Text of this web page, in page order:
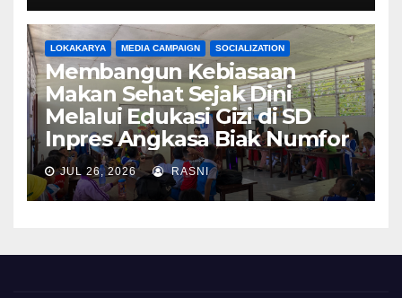
LOKAKARYA MEDIA CAMPAIGN SOCIALIZATION
Membangun Kebiasaan
Makan Sehat Sejak Dini
Melalui Edukasi Gizi di SD
Inpres Angkasa Biak Numfor
JUL 26, 2026 RASNI